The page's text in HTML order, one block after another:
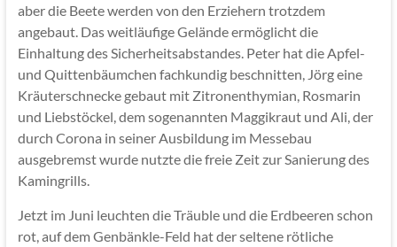
aber die Beete werden von den Erziehern trotzdem
angebaut. Das weitläufige Gelände ermöglicht die
Einhaltung des Sicherheitsabstandes. Peter hat die Apfel-
und Quittenbäumchen fachkundig beschnitten, Jörg eine
Kräuterschnecke gebaut mit Zitronenthymian, Rosmarin
und Liebstöckel, dem sogenannten Maggikraut und Ali, der
durch Corona in seiner Ausbildung im Messebau
ausgebremst wurde nutzte die freie Zeit zur Sanierung des
Kamingrills.
Jetzt im Juni leuchten die Träuble und die Erdbeeren schon
rot, auf dem Genbänkle-Feld hat der seltene rötliche